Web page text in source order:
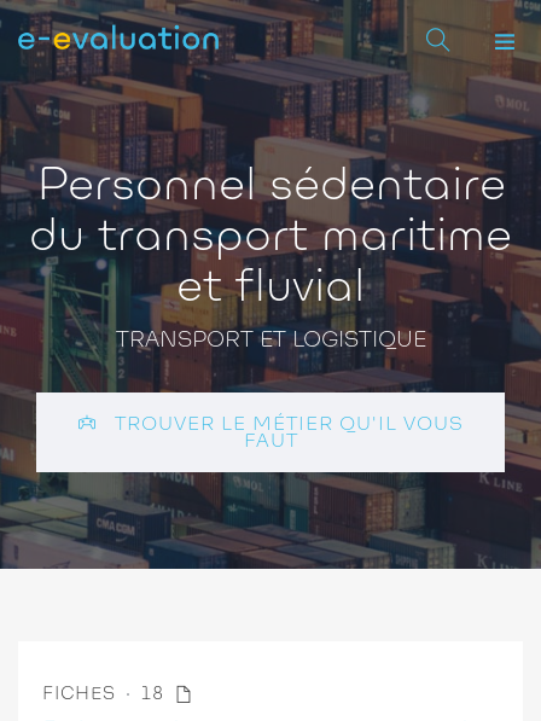
Personnel sédentaire
du transport maritime
et fluvial
TRANSPORT ET LOGISTIQUE
TROUVER LE MÉTIER QU'IL VOUS
FAUT
FICHES 18